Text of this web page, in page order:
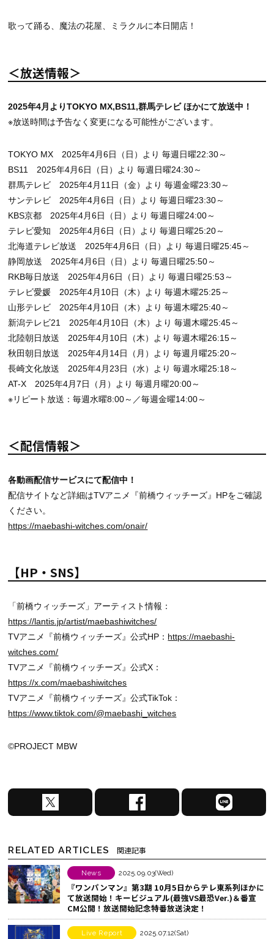
歌って踊る、魔法の花屋、ミラクルに本日開店！
＜放送情報＞
2025年4月よりTOKYO MX,BS11,群馬テレビ ほかにて放送中！
※放送時間は予告なく変更になる可能性がございます。
TOKYO MX 2025年4月6日（日）より 毎週日曜22:30～
BS11 2025年4月6日（日）より 毎週日曜24:30～
群馬テレビ 2025年4月11日（金）より 毎週金曜23:30～
サンテレビ 2025年4月6日（日）より 毎週日曜23:30～
KBS京都 2025年4月6日（日）より 毎週日曜24:00～
テレビ愛知 2025年4月6日（日）より 毎週日曜25:20～
北海道テレビ放送 2025年4月6日（日）より 毎週日曜25:45～
静岡放送 2025年4月6日（日）より 毎週日曜25:50～
RKB毎日放送 2025年4月6日（日）より 毎週日曜25:53～
テレビ愛媛 2025年4月10日（木）より 毎週木曜25:25～
山形テレビ 2025年4月10日（木）より 毎週木曜25:40～
新潟テレビ21 2025年4月10日（木）より 毎週木曜25:45～
北陸朝日放送 2025年4月10日（木）より 毎週木曜26:15～
秋田朝日放送 2025年4月14日（月）より 毎週月曜25:20～
長崎文化放送 2025年4月23日（水）より 毎週水曜25:18～
AT-X 2025年4月7日（月）より 毎週月曜20:00～
※リピート放送：毎週水曜8:00～／毎週金曜14:00～
＜配信情報＞
各動画配信サービスにて配信中！
配信サイトなど詳細はTVアニメ『前橋ウィッチーズ』HPをご確認
ください。
https://maebashi-witches.com/onair/
【HP・SNS】
「前橋ウィッチーズ」アーティスト情報：
https://lantis.jp/artist/maebashiwitches/
TVアニメ『前橋ウィッチーズ』公式HP： https://maebashi-
witches.com/
TVアニメ『前橋ウィッチーズ』公式X：
https://x.com/maebashiwitches
TVアニメ『前橋ウィッチーズ』公式TikTok：
https://www.tiktok.com/@maebashi_witches
©PROJECT MBW
X
で
ア
す
る
F
a
b
o
o
k
で
シ
L
I
ェ
ア
す
る
RELATED ARTICLES 関連記事
News 2025.09.03(Wed)
『ワンパンマン』第3期 10月5日からテレ東系列ほかに
て放送開始！キービジュアル(最強VS最恐Ver.)＆番宣
CM公開！放送開始記念特番放送決定！
Live Report 2025.07.12(Sat)